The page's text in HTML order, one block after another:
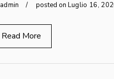
admin posted on Luglio 16,
Read More